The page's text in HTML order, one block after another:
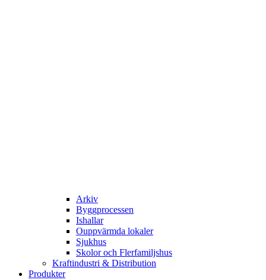
Arkiv
Byggprocessen
Ishallar
Ouppvärmda lokaler
Sjukhus
Skolor och Flerfamiljshus
Kraftindustri & Distribution
Produkter